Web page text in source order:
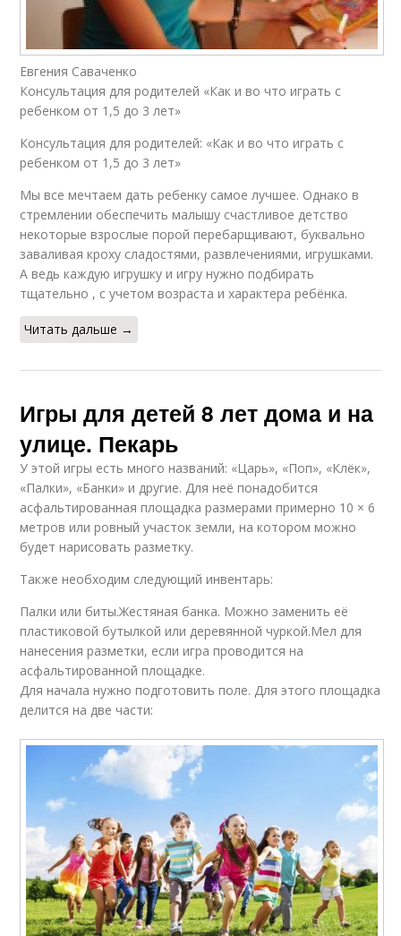
Евгения Саваченко
Консультация для родителей «Как и во что играть с
ребенком от 1,5 до 3 лет»
Консультация для родителей: «Как и во что играть с
ребенком от 1,5 до 3 лет»
Мы все мечтаем дать ребенку самое лучшее. Однако в
стремлении обеспечить малышу счастливое детство
некоторые взрослые порой перебарщивают, буквально
заваливая кроху сладостями, развлечениями, игрушками.
А ведь каждую игрушку и игру нужно подбирать
тщательно , с учетом возраста и характера ребёнка.
Читать дальше →
Игры для детей 8 лет дома и на
улице. Пекарь
У этой игры есть много названий: «Царь», «Поп», «Клёк»,
«Палки», «Банки» и другие. Для неё понадобится
асфальтированная площадка размерами примерно 10 × 6
метров или ровный участок земли, на котором можно
будет нарисовать разметку.
Также необходим следующий инвентарь:
Палки или биты.Жестяная банка. Можно заменить её
пластиковой бутылкой или деревянной чуркой.Мел для
нанесения разметки, если игра проводится на
асфальтированной площадке.
Для начала нужно подготовить поле. Для этого площадка
делится на две части: